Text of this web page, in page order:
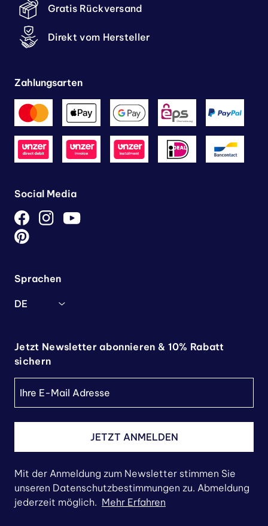
Gratis Rückversand
Direkt vom Hersteller
Zahlungsarten
Social Media
Sprachen
DE
Jetzt Newsletter abonnieren & 10% Rabatt
sichern
JETZT ANMELDEN
Mit der Anmeldung zum Newsletter stimmen Sie
unseren Datenschutzbestimmungen zu. Abmeldung
jederzeit möglich. Mehr Erfahren